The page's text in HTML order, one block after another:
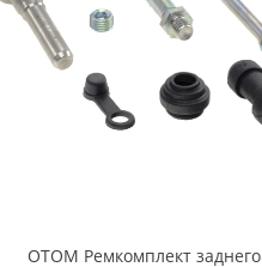
OTOM Ремкомплект заднего